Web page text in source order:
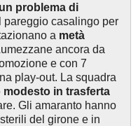
problema di
pareggio casalingo per
a metà
ancora da
e con 7
play-out. La squadra
modesto in trasferta
Gli amaranto hanno
del girone e in